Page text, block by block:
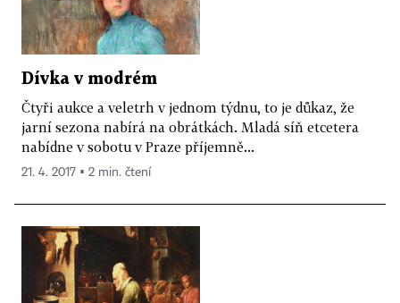
Dívka v modrém
Čtyři aukce a veletrh v jednom týdnu, to je důkaz, že
jarní sezona nabírá na obrátkách. Mladá síň etcetera
nabídne v sobotu v Praze příjemně...
21. 4. 2017 ▪ 2 min. čtení